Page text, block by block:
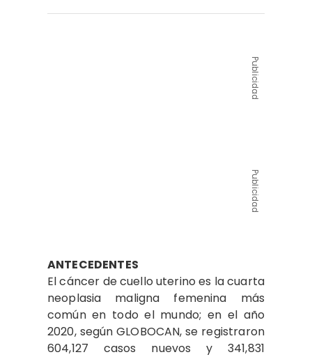
Publicidad
Publicidad
ANTECEDENTES
El cáncer de cuello uterino es la cuarta
neoplasia maligna femenina más
común en todo el mundo; en el año
2020, según GLOBOCAN, se registraron
604,127 casos nuevos y 341,831